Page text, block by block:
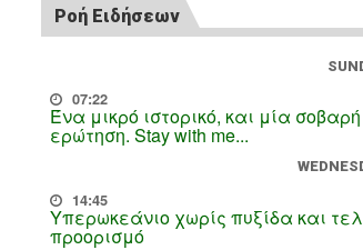
Ροή Ειδήσεων
07:22
Ένα μικρό ιστορικό, και μία σοβαρή
ερώτηση. Stay with me...
14:45
Υπερωκεάνιο χωρίς πυξίδα και
προορισμό